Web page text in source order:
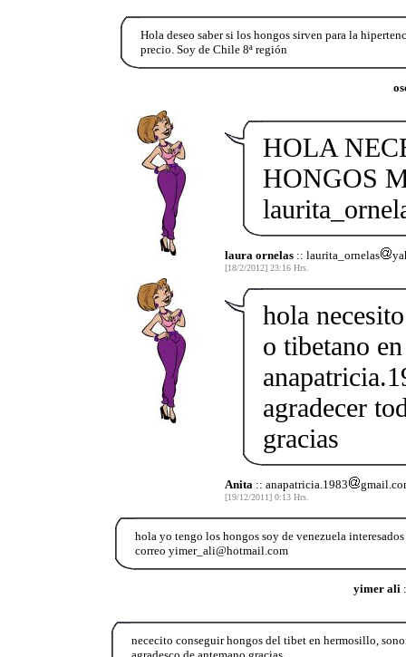
Hola deseo saber si los hongos sirven para la
precio. Soy de Chile 8ª región
HOLA
HONGOS
laura ornelas:: laurita_ornelas
[18/2/2012] 23:16 Hrs.
hola
o tibetano
agradecer
gracias
Anita :: anapatricia.1983
[19/12/2011] 0:13 Hrs.
hola yo tengo los hongos soy de venezuela
correo yimer_ali@hotmail.com
yimer ali
nececito conseguir hongos del tibet en hermosillo,